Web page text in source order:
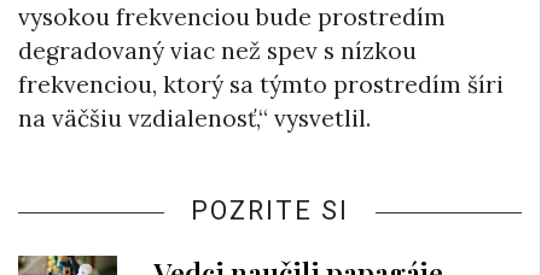
vysokou frekvenciou bude prostredím
degradovaný viac než spev s nízkou
frekvenciou, ktorý sa týmto prostredím šíri
na väčšiu vzdialenosť,“ vysvetlil.
POZRITE SI